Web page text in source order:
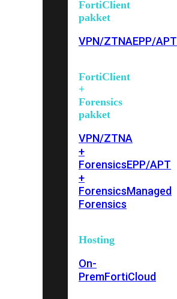
FortiClient
pakket
VPN/ZTNAEPP/APT
FortiClient
+
Forensics
pakket
VPN/ZTNA
+
ForensicsEPP/APT
+
ForensicsManaged
Forensics
Hosting
On-
PremFortiCloud